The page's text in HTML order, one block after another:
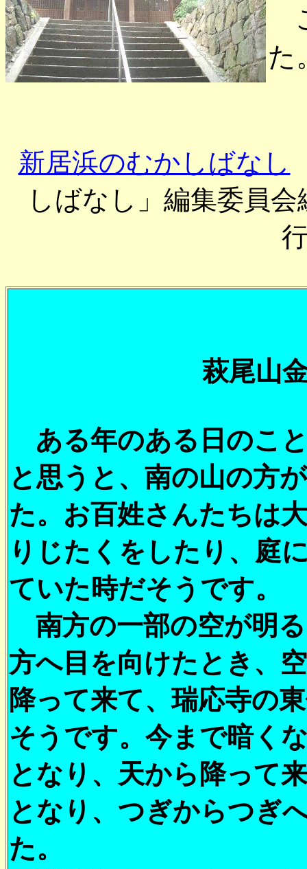
た
新居浜のむかしばなし
しばなし」編集委員
萩尾山
ある年のある日のこ
と思うと、南の山の方
た。お百姓さんたちは
りじたくをしたり、庭
ていた時だそうです。
南方の一部の空が明
方へ目を向けたとき、
降って来て、瑞応寺の
そうです。今まで暗く
となり、天から降って
となり、つぎからつぎ
た。